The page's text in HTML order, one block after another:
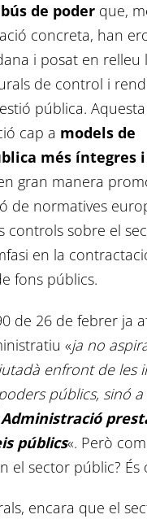
de poder que,
concreta, han
i posat en relleu
de control i
pública.
cap a models de
més íntegres i
gran manera
de normatives
controls sobre el
en la
fons públics.
de 26 de febrer ja
«ja no
enfront de les
públics, sinó a
Administració
públics«. Però com
el sector públic? És
encara que el